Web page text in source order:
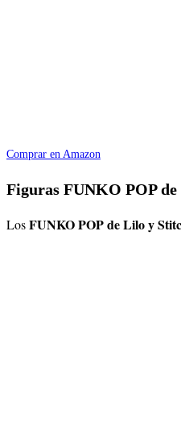
Comprar en Amazon
Figuras FUNKO POP
LosFUNKO POP de Lilo y